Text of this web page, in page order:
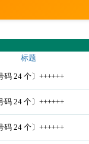
标题
24 个〕++++++
24 个〕++++++
24 个〕++++++